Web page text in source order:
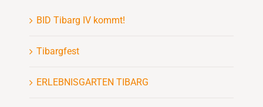
BID Tibarg IV kommt!
Tibargfest
ERLEBNISGARTEN TIBARG